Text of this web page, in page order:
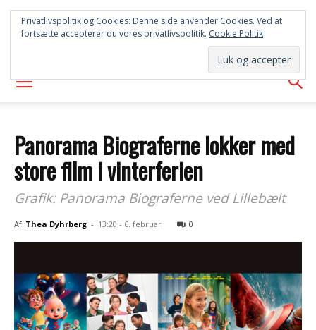
FREDERICIA
AVISEN
Panorama Biograferne lokker med
store film i vinterferien
Grafik: Panorama Biograferne ved Lillebælt
Af Thea Dyhrberg - 13:20 - 6. februar 0
Privatlivspolitik og Cookies: Denne side anvender Cookies. Ved at
fortsætte accepterer du vores privatlivspolitik. Cookie Politik